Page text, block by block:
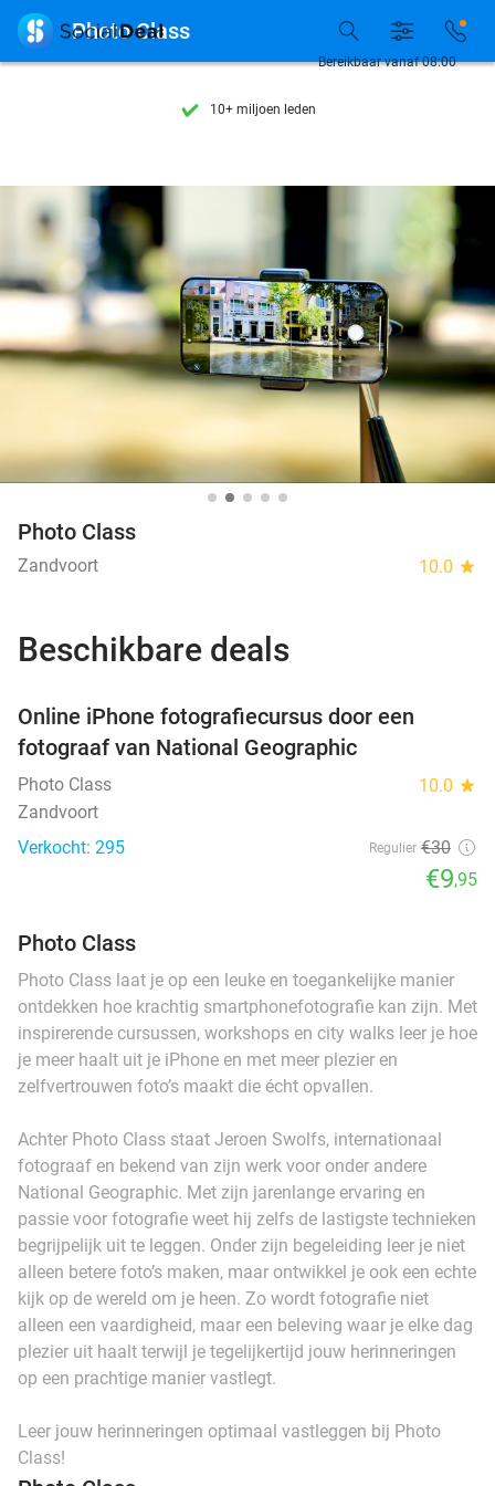
7 dagen per week beschikbaar
10+ miljoen leden
10+ miljoen leden
Bereikbaar vanaf 08:00
 Photo Class
Photo Class
Zandvoort 10.0 star
Beschikbare deals
Online iPhone fotografiecursus door een
fotograaf van National Geographic
Photo Class 10.0 star
Zandvoort
Verkocht: 295
Regulier €30
€9,95
Photo Class
Photo Class laat je op een leuke en toegankelijke manier
ontdekken hoe krachtig smartphonefotografie kan zijn. Met
inspirerende cursussen, workshops en city walks leer je hoe
je meer haalt uit je iPhone en met meer plezier en
zelfvertrouwen foto’s maakt die écht opvallen.
Achter Photo Class staat Jeroen Swolfs, internationaal
fotograaf en bekend van zijn werk voor onder andere
National Geographic. Met zijn jarenlange ervaring en
passie voor fotografie weet hij zelfs de lastigste technieken
begrijpelijk uit te leggen. Onder zijn begeleiding leer je niet
alleen betere foto’s maken, maar ontwikkel je ook een echte
kijk op de wereld om je heen. Zo wordt fotografie niet
alleen een vaardigheid, maar een beleving waar je elke dag
plezier uit haalt terwijl je tegelijkertijd jouw herinneringen
op een prachtige manier vastlegt.
Leer jouw herinneringen optimaal vastleggen bij Photo
Class!